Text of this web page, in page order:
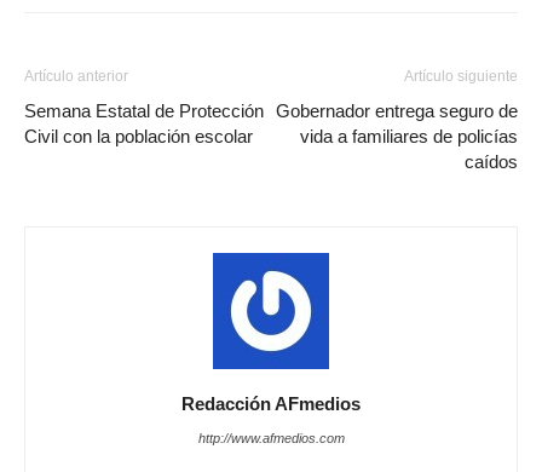
Artículo anterior
Semana Estatal de Protección
Civil con la población escolar
Artículo siguiente
Gobernador entrega seguro de
vida a familiares de policías
caídos
Redacción AFmedios
http://www.afmedios.com